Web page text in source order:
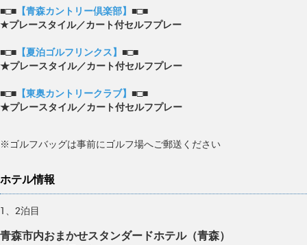
■□■ 【青森カントリー倶楽部】 ■□■
★プレースタイル／カート付セルフプレー
■□■ 【夏泊ゴルフリンクス】 ■□■
★プレースタイル／カート付セルフプレー
■□■ 【東奥カントリークラブ】 ■□■
★プレースタイル／カート付セルフプレー
※ゴルフバッグは事前にゴルフ場へご郵送ください
ホテル情報
1、2泊目
青森市内おまかせスタンダードホテル（青森）